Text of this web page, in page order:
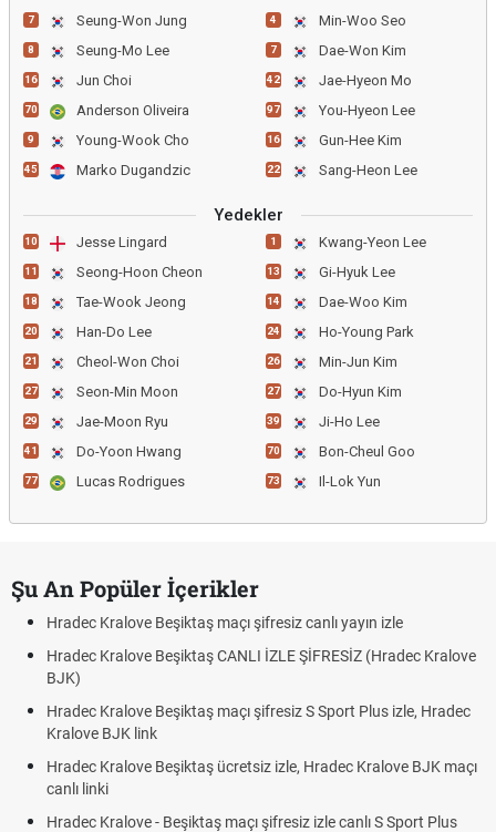
7 Seung-Won Jung
8 Seung-Mo Lee
16 Jun Choi
70 Anderson Oliveira
9 Young-Wook Cho
45 Marko Dugandzic
4 Min-Woo Seo
7 Dae-Won Kim
42 Jae-Hyeon Mo
97 You-Hyeon Lee
16 Gun-Hee Kim
22 Sang-Heon Lee
Yedekler
10 Jesse Lingard
11 Seong-Hoon Cheon
18 Tae-Wook Jeong
20 Han-Do Lee
21 Cheol-Won Choi
27 Seon-Min Moon
29 Jae-Moon Ryu
41 Do-Yoon Hwang
77 Lucas Rodrigues
1 Kwang-Yeon Lee
13 Gi-Hyuk Lee
14 Dae-Woo Kim
24 Ho-Young Park
26 Min-Jun Kim
27 Do-Hyun Kim
39 Ji-Ho Lee
70 Bon-Cheul Goo
73 Il-Lok Yun
Şu An Popüler İçerikler
Hradec Kralove Beşiktaş maçı şifresiz canlı yayın izle
Hradec Kralove Beşiktaş CANLI İZLE ŞİFRESİZ (Hradec Kralove
BJK)
Hradec Kralove Beşiktaş maçı şifresiz S Sport Plus izle, Hradec
Kralove BJK link
Hradec Kralove Beşiktaş ücretsiz izle, Hradec Kralove BJK maçı
canlı linki
Hradec Kralove - Beşiktaş maçı şifresiz izle canlı S Sport Plus